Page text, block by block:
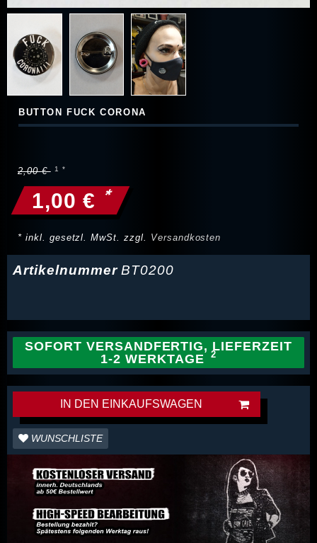
BUTTON FUCK CORONA
2,00 €
1,00 € *
* inkl. gesetzl. MwSt. zzgl. Versandkosten
ArtikelnummerBT0200
SOFORT VERSANDFERTIG, LIEFERZEIT
1-2 WERKTAGE
IN DEN EINKAUFSWAGEN
WUNSCHLISTE